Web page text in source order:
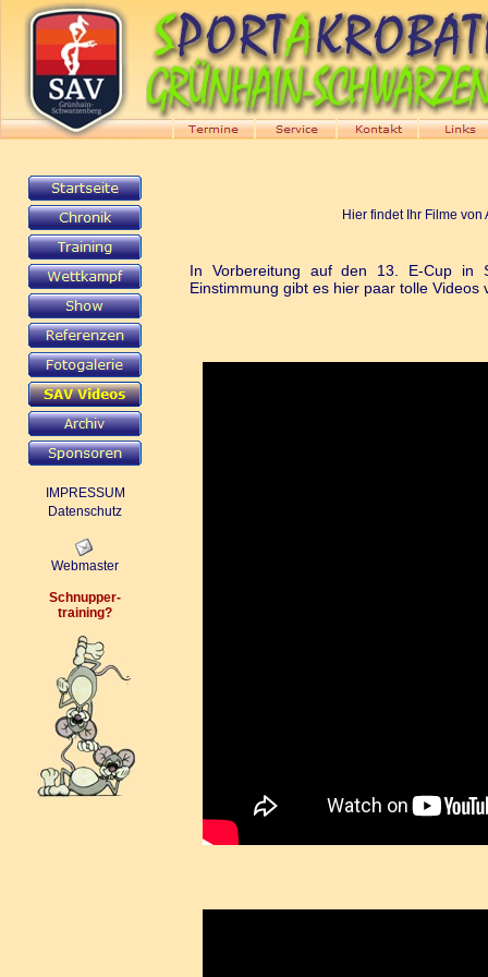
IMPRESSUM
Datenschutz
Webmaster
Schnupper-
training?
Hier findet Ihr Filme
In Vorbereitung auf den 13. E-Cup in
Einstimmung gibt es hier paar tolle Videos